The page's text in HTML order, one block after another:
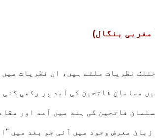
مغربی بنگال)
نظریات ملتے ہیں، ان نظریات میں
مسلمان فاتحین کی آمد پر رکھی گئی
فاتحین کی ہند میں آمد اور
معرض وجود میں آئی جو بعد میں